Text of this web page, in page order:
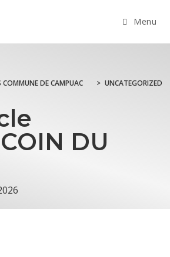
Menu
COMMUNE DE CAMPUAC > UNCATEGORIZED
DU